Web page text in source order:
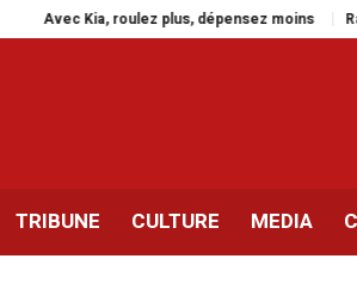
Avec Kia, roulez plus, dépensez moins
TRIBUNE CULTURE MEDIA